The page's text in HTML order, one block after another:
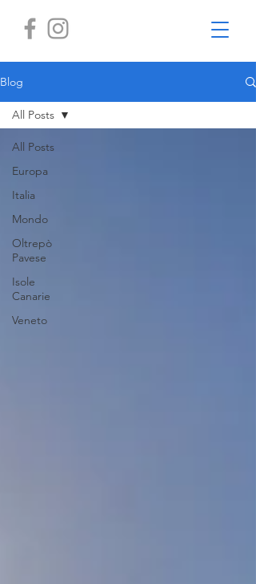
Blog
All Posts
Europa
Italia
Mondo
Oltrepò
Pavese
Isole
Canarie
Veneto
All Posts